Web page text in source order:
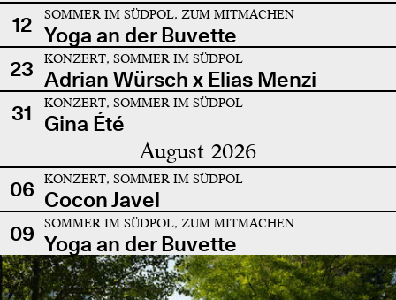
12 SOMMER IM SÜDPOL, ZUM MITMACHEN
Yoga an der Buvette
23
KONZERT, SOMMER IM SÜDPOL
Adrian Würsch x Elias Menzi
31
KONZERT, SOMMER IM SÜDPOL
Gina Été
August 2026
06 KONZERT, SOMMER IM SÜDPOL
Cocon Javel
09
SOMMER IM SÜDPOL, ZUM MITMACHEN
Yoga an der Buvette